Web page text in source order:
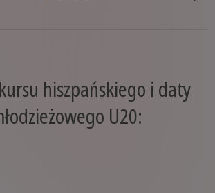
hiszpańskiego i daty
U20: